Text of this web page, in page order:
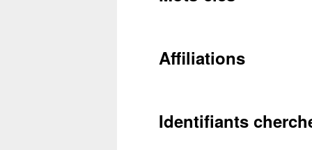
Affiliations
Identifiants